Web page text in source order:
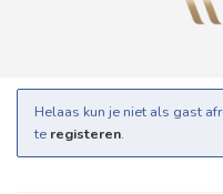
Helaas kun je niet als gast
te registeren.